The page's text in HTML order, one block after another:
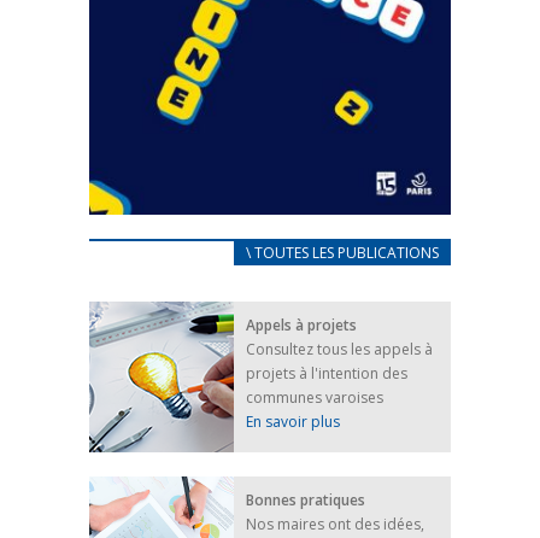
CARNET D’ACCUEIL
25 avril 2022
Afin d’accompagner au mieux les réfugiés
ukrainiens arrivés en France,...
FEUILLETER
\ TOUTES LES PUBLICATIONS
Appels à projets
Consultez tous les appels à
projets à l'intention des
communes varoises
En savoir plus
Bonnes pratiques
Nos maires ont des idées,